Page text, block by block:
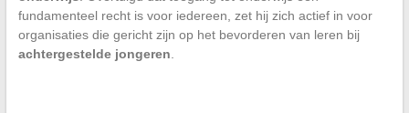
fundamenteel recht is voor iedereen, zet hij zich actief in voor
organisaties die gericht zijn op het bevorderen van leren bij
achtergestelde jongeren